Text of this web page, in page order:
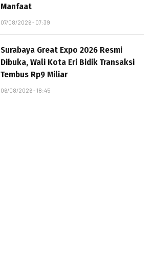
Manfaat
07/08/2026 - 07:39
Surabaya Great Expo 2026 Resmi
Dibuka, Wali Kota Eri Bidik Transaksi
Tembus Rp9 Miliar
06/08/2026 - 18:45